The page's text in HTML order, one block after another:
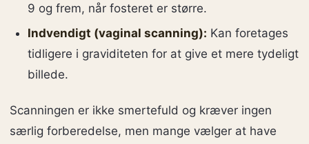
9 og frem, når fosteret er større.
Indvendigt (vaginal scanning): Kan foretages
tidligere i graviditeten for at give et mere tydeligt
billede.
Scanningen er ikke smertefuld og kræver ingen
særlig forberedelse, men mange vælger at have